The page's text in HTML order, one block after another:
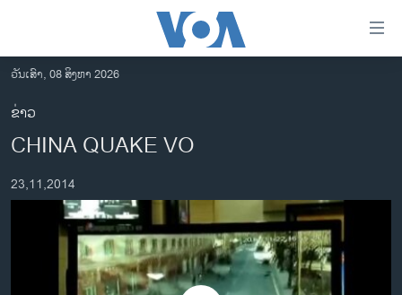
ເຂົ້າ
ຫາ
ຂ້າມ
ຂ້າມ
ໄປ
ອາເມຣິກາ
ການເລືອກຕັ້ງ ປະທານາທີບໍດີ ສະຫະລັດ 2024
ວັນເສົາ, 08 ສິງຫາ 2026
ຂ່າວ
CHINA QUAKE VO
23,11,2014